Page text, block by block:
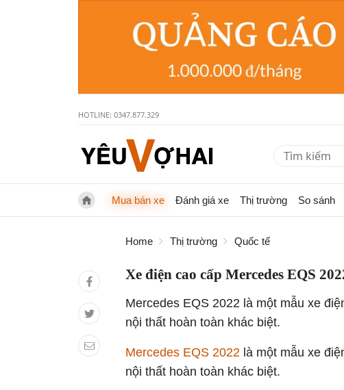
HOTLINE: 0347.877.329
Mua bán xe Đánh giá xe Thị trường So sánh
Home Thị trường Quốc tế
Xe điện cao cấp Mercedes EQS
Mercedes EQS 2022 là một mẫu xe
nội thất hoàn toàn khác biệt.
Mercedes EQS 2022 là một mẫu xe
nội thất hoàn toàn khác biệt.